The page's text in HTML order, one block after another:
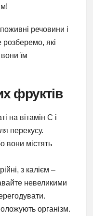
речовини і
які
їм
фруктів
на вітамін C і
перекусу.
вони містять
з калієм –
невеликими
організм.